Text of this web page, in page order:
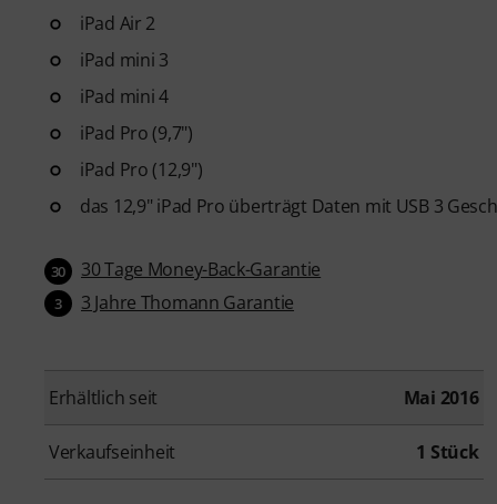
iPad Air 2
iPad mini 3
iPad mini 4
iPad Pro (9,7")
iPad Pro (12,9")
das 12,9" iPad Pro überträgt Daten mit USB 3
30 30 Tage Money-Back-Garantie
3 3 Jahre Thomann Garantie
Erhältlich seit Mai 2016
Verkaufseinheit 1 Stück